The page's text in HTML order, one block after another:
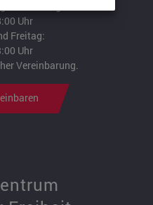
Uhr
Freitag:
Uhr
Vereinbarung.